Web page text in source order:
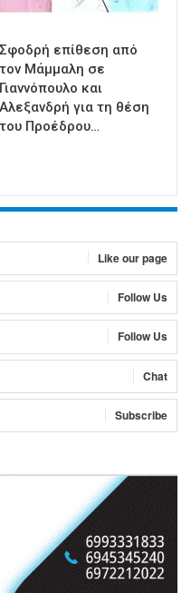
Σφοδρή επίθεση από
τον Μάμμαλη σε
Γιαννόπουλο και
Αλεξανδρή για τη θέση
του Προέδρου…
Like our page
Follow Us
Follow Us
Chat
Subscribe